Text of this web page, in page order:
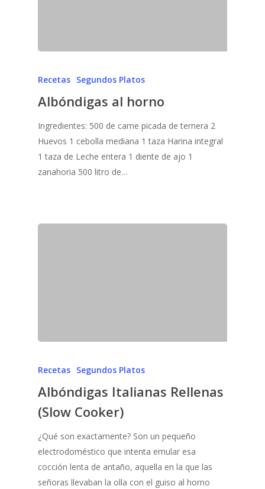
Recetas Segundos Platos
Albóndigas al horno
Ingredientes: 500 de carne picada de ternera 2
Huevos 1 cebolla mediana 1 taza Harina integral
1 taza de Leche entera 1 diente de ajo 1
zanahoria 500 litro de…
Recetas Segundos Platos
Albóndigas Italianas Rellenas
(Slow Cooker)
¿Qué son exactamente? Son un pequeño
electrodoméstico que intenta emular esa
cocción lenta de antaño, aquella en la que las
señoras llevaban la olla con el guiso al horno